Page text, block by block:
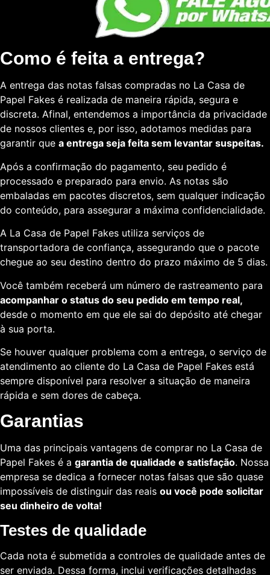
Como é feita a entrega?
A entrega das notas falsas compradas no La Casa de
Papel Fakes é realizada de maneira rápida, segura e
discreta. Afinal, entendemos a importância da privacidade
de nossos clientes e, por isso, adotamos medidas para
garantir que a entrega seja feita sem levantar suspeitas.
Após a confirmação do pagamento, seu pedido é
processado e preparado para envio. As notas são
embaladas em pacotes discretos, sem qualquer indicação
do conteúdo, para assegurar a máxima confidencialidade.
A La Casa de Papel Fakes utiliza serviços de
transportadora de confiança, assegurando que o pacote
chegue ao seu destino dentro do prazo máximo de 5 dias.
Você também receberá um número de rastreamento para
acompanhar o status do seu pedido em tempo real,
desde o momento em que ele sai do depósito até chegar
à sua porta.
Se houver qualquer problema com a entrega, o serviço de
atendimento ao cliente do La Casa de Papel Fakes está
sempre disponível para resolver a situação de maneira
rápida e sem dores de cabeça.
Garantias
Uma das principais vantagens de comprar no La Casa de
Papel Fakes é a garantia de qualidade e satisfação. Nossa
empresa se dedica a fornecer notas falsas que são quase
impossíveis de distinguir das reais ou você pode solicitar
seu dinheiro de volta!
Testes de qualidade
Cada nota é submetida a controles de qualidade antes de
ser enviada. Dessa forma, inclui verificações detalhadas